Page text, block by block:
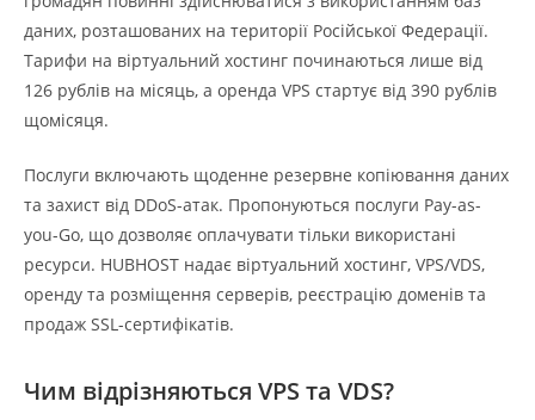
даних, розташованих на території Російської Федерації.
Тарифи на віртуальний хостинг починаються лише від
126 рублів на місяць, а оренда VPS стартує від 390 рублів
щомісяця.
Послуги включають щоденне резервне копіювання даних
та захист від DDoS-атак. Пропонуються послуги Pay-as-
you-Go, що дозволяє оплачувати тільки використані
ресурси. HUBHOST надає віртуальний хостинг, VPS/VDS,
оренду та розміщення серверів, реєстрацію доменів та
продаж SSL-сертифікатів.
Чим відрізняються VPS та VDS?